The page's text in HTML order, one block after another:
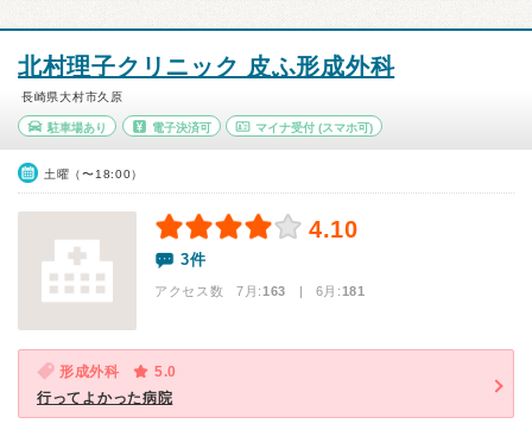
北村理子クリニック 皮ふ形成外科
長崎県大村市久原
駐車場あり 電子決済可 マイナ受付 (スマホ可)
土曜（〜18:00）
4.10
3件
アクセス数 7月:163 | 6月:181
形成外科
5.0
行ってよかった病院